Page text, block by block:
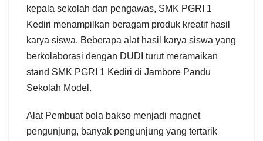
kepala sekolah dan pengawas, SMK PGRI 1
Kediri menampilkan beragam produk kreatif hasil
karya siswa. Beberapa alat hasil karya siswa yang
berkolaborasi dengan DUDI turut meramaikan
stand SMK PGRI 1 Kediri di Jambore Pandu
Sekolah Model.
Alat Pembuat bola bakso menjadi magnet
pengunjung, banyak pengunjung yang tertarik